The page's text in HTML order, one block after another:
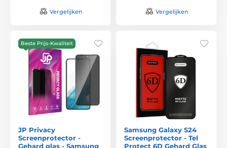
Vergelijken Vergelijken
Beste Prijs-Kwaliteit
JP Privacy
Screenprotector -
Gehard glas - Samsung
Samsung Galaxy S24
Screenprotector - Tel
Protect 6D Gehard Glas